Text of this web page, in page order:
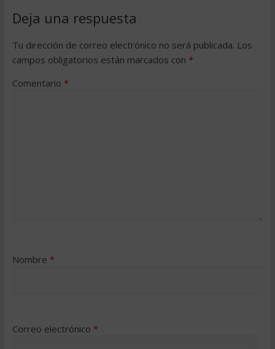
Deja una respuesta
Tu dirección de correo electrónico no será publicada. Los
campos obligatorios están marcados con *
Comentario *
Nombre *
Correo electrónico *